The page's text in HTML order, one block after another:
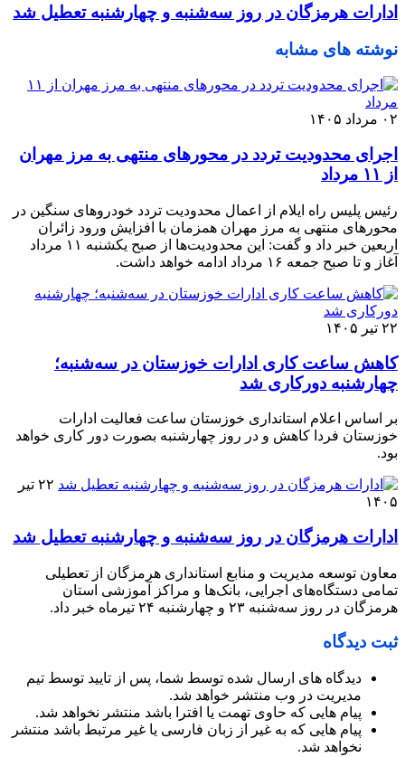
ادارات هرمزگان در روز سه‌شنبه و چهارشنبه تعطیل شد
نوشته های مشابه
۰۲ مرداد ۱۴۰۵
اجرای محدودیت تردد در محورهای منتهی به مرز مهران
از ۱۱ مرداد
رئیس پلیس راه ایلام از اعمال محدودیت تردد خودروهای سنگین در
محورهای منتهی به مرز مهران همزمان با افزایش ورود زائران
اربعین خبر داد و گفت: این محدودیت‌ها از صبح یکشنبه ۱۱ مرداد
آغاز و تا صبح جمعه ۱۶ مرداد ادامه خواهد داشت.
۲۲ تیر ۱۴۰۵
کاهش ساعت کاری ادارات خوزستان در سه‌شنبه؛
چهارشنبه دورکاری شد
بر اساس اعلام استانداری خوزستان ساعت فعالیت ادارات
خوزستان فردا کاهش و در روز چهارشنبه بصورت دور کاری خواهد
بود.
۲۲ تیر
۱۴۰۵
ادارات هرمزگان در روز سه‌شنبه و چهارشنبه تعطیل شد
معاون توسعه مدیریت و منابع استانداری هرمزگان از تعطیلی
تمامی دستگاه‌های اجرایی، بانک‌ها و مراکز آموزشی استان
هرمزگان در روز سه‌شنبه ۲۳ و چهارشنبه ۲۴ تیرماه خبر داد.
ثبت دیدگاه
دیدگاه های ارسال شده توسط شما، پس از تایید توسط تیم
مدیریت در وب منتشر خواهد شد.
پیام هایی که حاوی تهمت یا افترا باشد منتشر نخواهد شد.
پیام هایی که به غیر از زبان فارسی یا غیر مرتبط باشد منتشر
نخواهد شد.